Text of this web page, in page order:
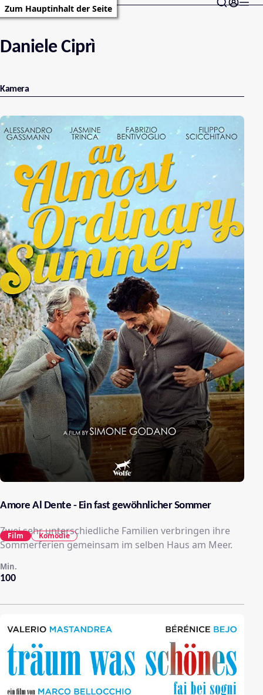
Zum Hauptinhalt der Seite
Daniele Ciprì
Kamera
Amore Al Dente - Ein fast gewöhnlicher Sommer
Zwei sehr unterschiedliche Familien verbringen ihre
Sommerferien gemeinsam im selben Haus am Meer.
100
Min.
Film Komödie